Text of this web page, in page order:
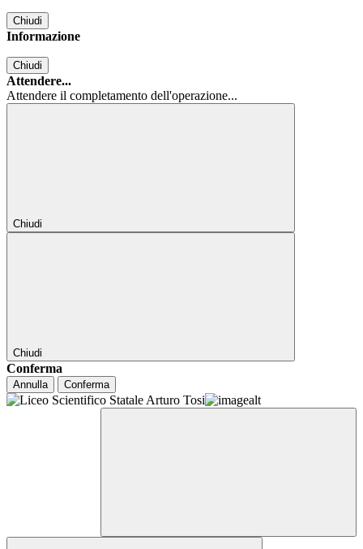
Chiudi
Informazione
Chiudi
Attendere...
Attendere il completamento dell'operazione...
Chiudi
Chiudi
Conferma
Annulla Conferma